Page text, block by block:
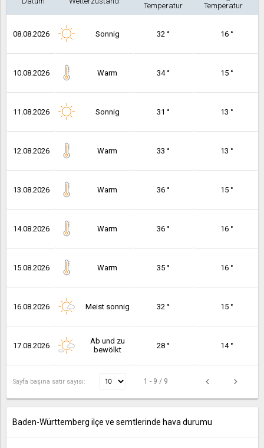
Temperatur
Temperatur
08.08.2026 Sonnig 32 ° 16 °
10.08.2026 Warm 34 ° 15 °
11.08.2026 Sonnig 31 ° 13 °
12.08.2026 Warm 33 ° 13 °
13.08.2026 Warm 36 ° 15 °
14.08.2026 Warm 36 ° 16 °
15.08.2026 Warm 35 ° 16 °
16.08.2026 Meist sonnig 32 ° 15 °
17.08.2026
Ab und zu
bewölkt
28 ° 14 °
Sayfa başına satır sayısı: 1 - 9 / 9
Baden-Württemberg ilçe ve semtlerinde hava durumu